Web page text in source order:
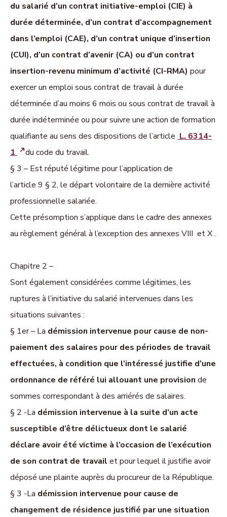
du salarié d’un contrat initiative-emploi (CIE) à
durée déterminée, d’un contrat d’accompagnement
dans l’emploi (CAE), d’un contrat unique d’insertion
(CUI), d’un contrat d’avenir (CA) ou d’un contrat
insertion-revenu minimum d’activité (CI-RMA) pour
exercer un emploi sous contrat de travail à durée
déterminée d’au moins 6 mois ou sous contrat de travail à
durée indéterminée ou pour suivre une action de formation
qualifiante au sens des dispositions de l’article L. 6314-
1
du code du travail.
§ 3 – Est réputé légitime pour l’application de
l’article 9 § 2, le départ volontaire de la dernière activité
professionnelle salariée.
Cette présomption s’applique dans le cadre des annexes
au règlement général à l’excep­tion des annexes VIII et X .
Chapitre 2 –
Sont également considérées comme légitimes, les
ruptures à l’initiative du salarié intervenues dans les
situations suivantes :
§ 1er – La démission intervenue pour cause de non-
paiement des salaires pour des périodes de travail
effectuées, à condition que l’intéressé justifie d’une
ordonnance de référé lui allouant une provision de
sommes correspondant à des arriérés de salaires.
§ 2 -La démission intervenue à la suite d’un acte
susceptible d’être délictueux dont le salarié
déclare avoir été victime à l’occasion de l’exécution
de son contrat de travail et pour lequel il justifie avoir
déposé une plainte auprès du procureur de la République.
§ 3 -La démission intervenue pour cause de
changement de résidence justifié par une situation